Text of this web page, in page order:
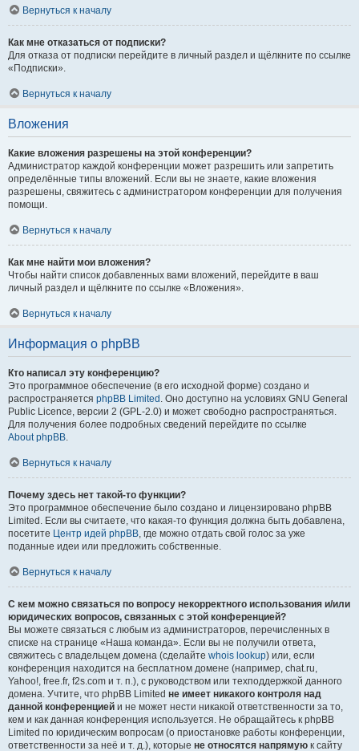
Вернуться к началу
Как мне отказаться от подписки?
Для отказа от подписки перейдите в личный раздел и щёлкните по ссылке
«Подписки».
Вернуться к началу
Вложения
Какие вложения разрешены на этой конференции?
Администратор каждой конференции может разрешить или запретить
определённые типы вложений. Если вы не знаете, какие вложения
разрешены, свяжитесь с администратором конференции для получения
помощи.
Вернуться к началу
Как мне найти мои вложения?
Чтобы найти список добавленных вами вложений, перейдите в ваш
личный раздел и щёлкните по ссылке «Вложения».
Вернуться к началу
Информация о phpBB
Кто написал эту конференцию?
Это программное обеспечение (в его исходной форме) создано и
распространяется phpBB Limited . Оно доступно на условиях GNU General
Public Licence, версии 2 (GPL-2.0) и может свободно распространяться.
Для получения более подробных сведений перейдите по ссылке
About phpBB.
Вернуться к началу
Почему здесь нет такой-то функции?
Это программное обеспечение было создано и лицензировано phpBB
Limited. Если вы считаете, что какая-то функция должна быть добавлена,
посетите Центр идей phpBB, где можно отдать свой голос за уже
поданные идеи или предложить собственные.
Вернуться к началу
С кем можно связаться по вопросу некорректного использования и/или
юридических вопросов, связанных с этой конференцией?
Вы можете связаться с любым из администраторов, перечисленных в
списке на странице «Наша команда». Если вы не получили ответа,
свяжитесь с владельцем домена (сделайте whois lookup) или, если
конференция находится на бесплатном домене (например, chat.ru,
Yahoo!, free.fr, f2s.com и т. п.), с руководством или техподдержкой данного
домена. Учтите, что phpBB Limited не имеет никакого контроля над
данной конференцией и не может нести никакой ответственности за то,
кем и как данная конференция используется. Не обращайтесь к phpBB
Limited по юридическим вопросам (о приостановке работы конференции,
ответственности за неё и т. д.), которые не относятся напрямую к сайту